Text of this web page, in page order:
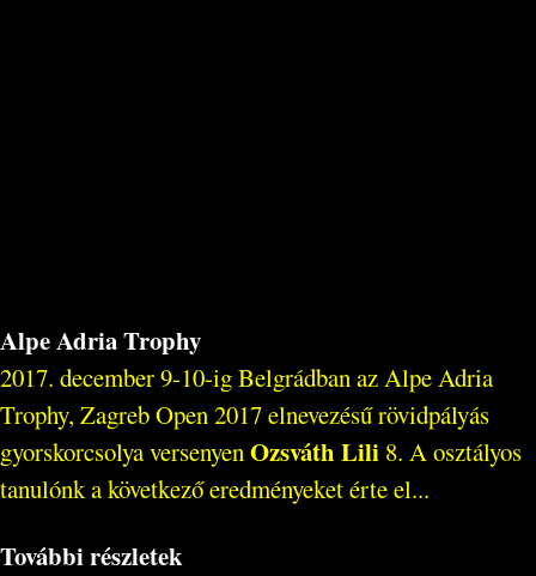
Alpe Adria Trophy
2017. december 9-10-ig Belgrádban az Alpe Adria
Trophy, Zagreb Open 2017 elnevezésű rövidpályás
gyorskorcsolya versenyenOzsváth Lili 8. A osztályos
tanulónk a következő eredményeket érte el...
További részletek